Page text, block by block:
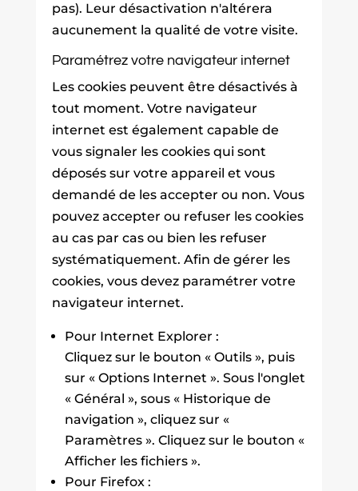
pas). Leur désactivation n'altérera
aucunement la qualité de votre visite.
Paramétrez votre navigateur internet
Les cookies peuvent être désactivés à
tout moment. Votre navigateur
internet est également capable de
vous signaler les cookies qui sont
déposés sur votre appareil et vous
demandé de les accepter ou non. Vous
pouvez accepter ou refuser les cookies
au cas par cas ou bien les refuser
systématiquement. Afin de gérer les
cookies, vous devez paramétrer votre
navigateur internet.
Pour Internet Explorer :
Cliquez sur le bouton « Outils », puis
sur « Options Internet ». Sous l'onglet
« Général », sous « Historique de
navigation », cliquez sur «
Paramètres ». Cliquez sur le bouton «
Afficher les fichiers ».
Pour Firefox :